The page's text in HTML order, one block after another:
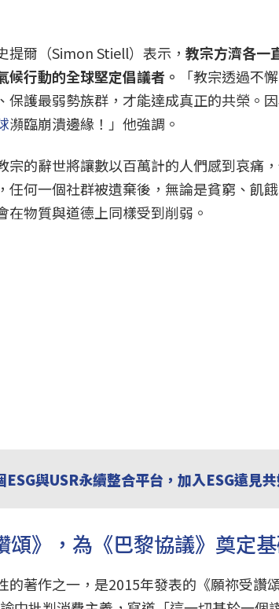
提爾（Simon Stiell）表示，教宗方濟各一
候行動的全球堅定倡議者。
「教宗透過不
保護最弱勢族群，才能達成真正的共榮。
瀕臨崩潰邊緣！」他強調。
宗的辭世將讓數以百萬計的人們感到哀痛
任何一個社群被遺棄後，無論是貧窮、飢
在物質與道德上同樣受到削弱。
與USR永續整合平台，加入ESG遠見
頌》，為《巴黎協議》奠定
的著作之一，是2015年發表的《願祢受讚